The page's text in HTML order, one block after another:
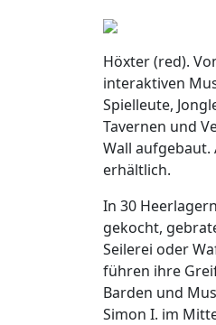
Höxter (red).
interaktiven
Spielleute,
Tavernen und
Wall
erhältlich.
In 30
gekocht,
Seilerei oder
führen ihre
Barden und
Simon I. im